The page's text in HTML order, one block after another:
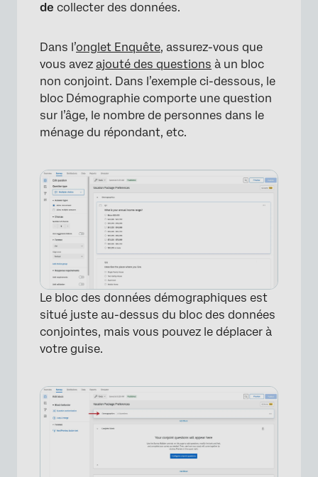
de collecter des données.
Dans l’onglet Enquête, assurez-vous que
vous avez ajouté des questions à un bloc
non conjoint. Dans l’exemple ci-dessous, le
bloc Démographie comporte une question
sur l’âge, le nombre de personnes dans le
ménage du répondant, etc.
Le bloc des données démographiques est
situé juste au-dessus du bloc des données
conjointes, mais vous pouvez le déplacer à
votre guise.